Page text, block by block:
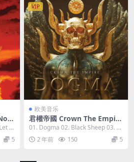
T
5
VIP
欧美音乐
君權帝國 Crown The Empire
- DOGMA 2023 [24Bit/44.1k
Hz] [Hi-Res Flac 421MB]
01. Dogma 02. Black Sheep 03. M
odified 0...
2 年前 150 5